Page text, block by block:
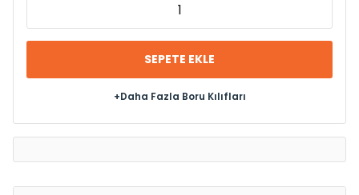
SEPETE EKLE
+Daha Fazla Boru Kılıfları